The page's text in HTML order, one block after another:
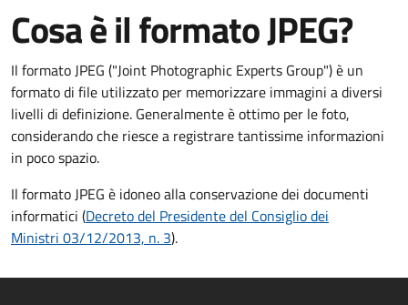
Cosa è il formato JPEG?
Il formato JPEG ("Joint Photographic Experts Group") è un
formato di file utilizzato per memorizzare immagini a diversi
livelli di definizione. Generalmente è ottimo per le foto,
considerando che riesce a registrare tantissime informazioni
in poco spazio.
Il formato JPEG è idoneo alla conservazione dei documenti
informatici (Decreto del Presidente del Consiglio dei
Ministri 03/12/2013, n. 3).